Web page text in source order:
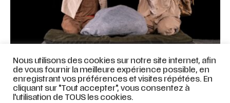
Tapis Tâtons – 20 mars
2027
Nous utilisons des cookies sur notre site internet, afin
de vous fournir la meilleure expérience possible, en
enregistrant vos préférences et visites répétées. En
cliquant sur "Tout accepter", vous consentez à
l'utilisation de TOUS les cookies.